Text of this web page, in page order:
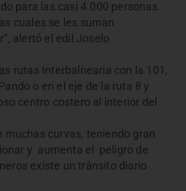
para las casi 4.000 personas
cuales se les suman
alertó el edil Joselo
rutas Interbalnearia con la 101,
o en el eje de la ruta 8 y
centro costero al interior del
muchas curvas, teniendo gran
y aumenta el peligro de
existe un tránsito diario